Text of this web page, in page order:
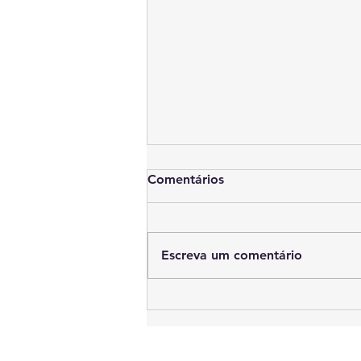
Comentários
Escreva um comentário